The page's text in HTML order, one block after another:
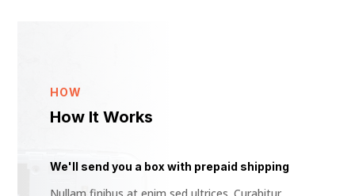
HOW
How It Works
We'll send you a box with prepaid shipping